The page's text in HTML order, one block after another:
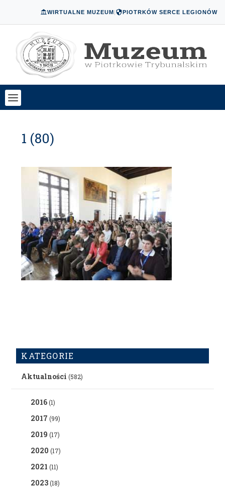
WIRTUALNE MUZEUM| PIOTRKÓW SERCE LEGIONÓW
1 (80)
KATEGORIE
Aktualności (582)
2016(1)
2017 (99)
2019 (17)
2020 (17)
2021 (11)
2023(18)